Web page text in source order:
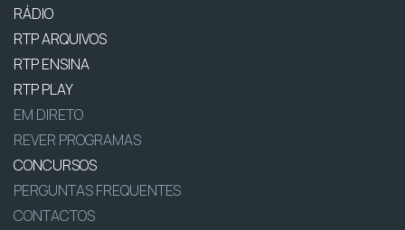
RÁDIO
RTP ARQUIVOS
RTP ENSINA
RTP PLAY
EM DIRETO
REVER PROGRAMAS
CONCURSOS
PERGUNTAS FREQUENTES
CONTACTOS